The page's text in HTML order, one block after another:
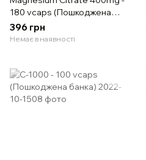
180 vcaps (Пошкоджена
кришка)
396 грн
Немає в наявності